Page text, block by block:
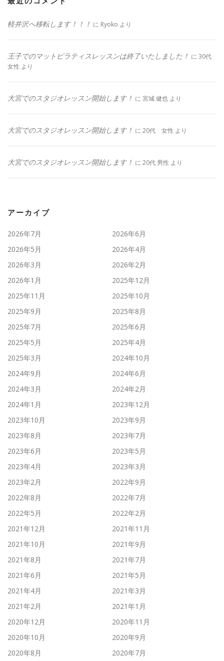
軽井沢へ移転します！！！ に Ryoko より
王子でのマットピラティスレッスンは終了いたしました！ に 30代
女性 より
大宮でのスタジオレッスン開始します！ に 宮城 健也 より
大宮でのスタジオレッスン開始します！ に 20代 女性 より
大宮でのスタジオレッスン開始します！ に 20代 男性 より
アーカイブ
2026年7月
2026年6月
2026年5月
2026年4月
2026年3月
2026年2月
2026年1月
2025年12月
2025年11月
2025年10月
2025年9月
2025年8月
2025年7月
2025年6月
2025年5月
2025年4月
2025年3月
2024年10月
2024年9月
2024年6月
2024年3月
2024年2月
2024年1月
2023年12月
2023年10月
2023年9月
2023年8月
2023年7月
2023年6月
2023年5月
2023年4月
2023年3月
2023年2月
2022年9月
2022年8月
2022年7月
2022年5月
2022年2月
2021年12月
2021年11月
2021年10月
2021年9月
2021年8月
2021年7月
2021年6月
2021年5月
2021年4月
2021年3月
2021年2月
2021年1月
2020年12月
2020年11月
2020年10月
2020年9月
2020年8月
2020年7月